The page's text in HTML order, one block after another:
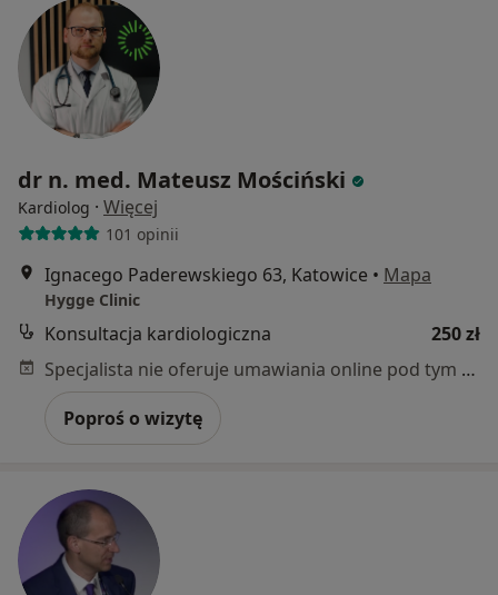
dr n. med. Mateusz Mościński
Kardiolog · Więcej
101 opinii
Ignacego Paderewskiego 63, Katowice • Mapa
Hygge Clinic
Konsultacja kardiologiczna
250 zł
Specjalista nie oferuje umawiania online pod tym adresem.
Poproś o wizytę